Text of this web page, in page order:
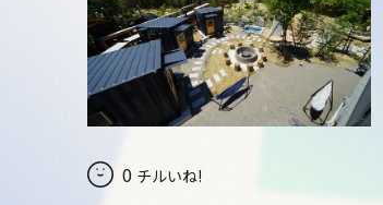
0 チルいね!